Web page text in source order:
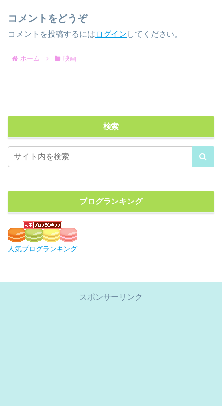
コメントをどうぞ
コメントを投稿するには ログイン してください。
ホーム 映画
検索
ブログランキング
人気ブログランキング
スポンサーリンク